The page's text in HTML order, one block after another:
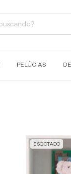
PELÚCIAS
ESGOTADO